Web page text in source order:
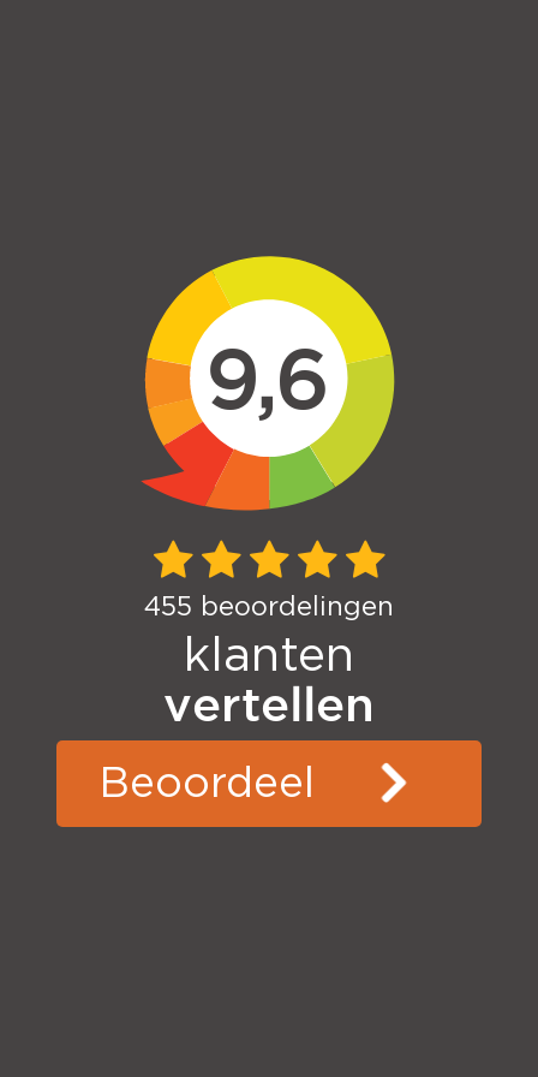
9,6
455 beoordelingen
klanten
vertellen
Beoordeel